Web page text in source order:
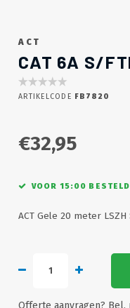
ACT
CAT 6A S/
ARTIKELCODE FB7820
€32,95
VOOR 15:00
ACT Gele 20 meter
Offerte aanvragen? Bel,